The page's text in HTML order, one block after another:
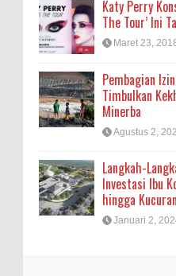
Katy Perry
The Tour’ Ini
Maret 23,
Pembagian
Timbulkan
Minerba
Agustus 2,
Langkah-
Investasi Ibu
hingga
Januari 2,